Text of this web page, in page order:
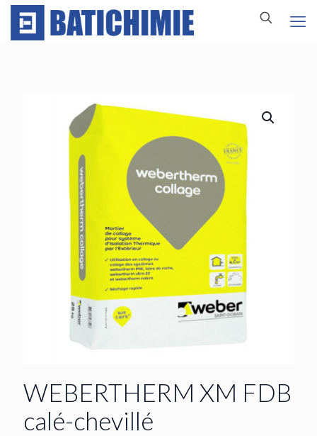
WEBERTHERM XM FDB
calé-chevillé